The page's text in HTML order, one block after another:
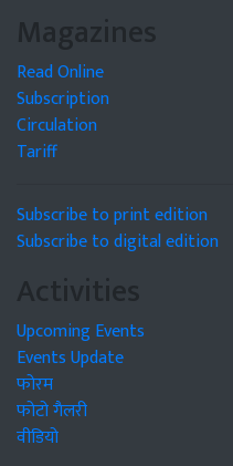
Magazines
Read Online
Subscription
Circulation
Tariff
Subscribe to print edition
Subscribe to digital edition
Activities
Upcoming Events
Events Update
फोरम
फोटो गैलरी
वीडियो